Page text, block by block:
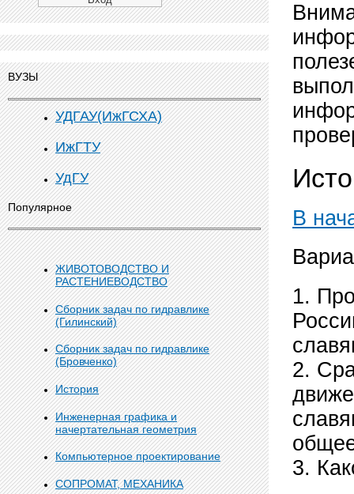
ВУЗЫ
УДГАУ(ИжГСХА)
ИжГТУ
УдГУ
Популярное
ЖИВОТОВОДСТВО И
РАСТЕНИЕВОДСТВО
Сборник задач по гидравлике
(Гилинский)
Сборник задач по гидравлике
(Бровченко)
История
Инженерная графика и
начертательная геометрия
Компьютерное проектирование
СОПРОМАТ, МЕХАНИКА
В
1.
2.
3.